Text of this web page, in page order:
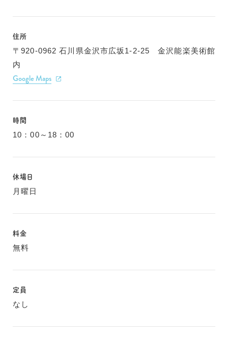
住所
〒920-0962 石川県金沢市広坂1-2-25 金沢能楽美術館
内
Google Maps
時間
10：00～18：00
休場日
月曜日
料金
無料
定員
なし